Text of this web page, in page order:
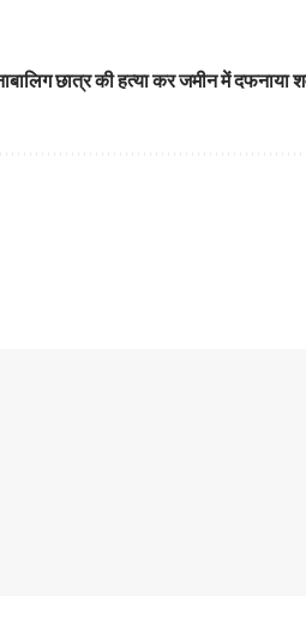
छात्र की हत्या कर जमीन में